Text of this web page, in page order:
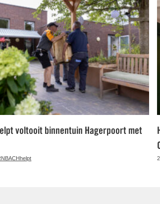
voltooit binnentuin Hagerpoort met